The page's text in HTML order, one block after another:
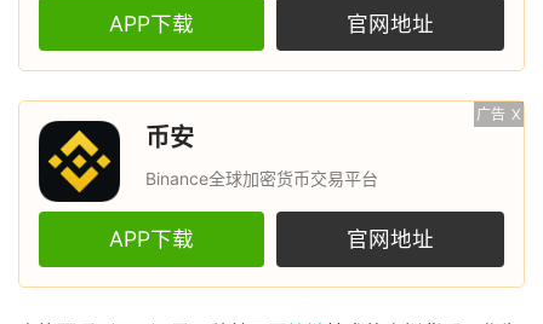
APP下载 官网地址
广告 X
币安
Binance全球加密货币交易平台
APP下载 官网地址